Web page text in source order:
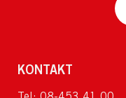
KONTAKT